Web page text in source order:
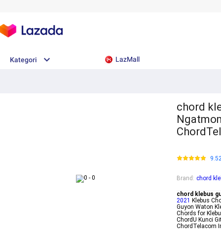
Kategori LazMall
chord
Brand : chord
chord klebus
2021 Klebus
Guyon Waton
Chords for
ChordU Kunci
ChordTelacom